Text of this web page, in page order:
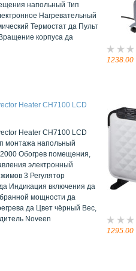
напольный Тип
Нагревательный
Термостат да Пульт
корпуса да
1238.00
Heater CH7100 LCD
Heater CH7100 LCD
монтажа напольный
Обогрев помещения,
электронный
3 Регулятор
Индикация включения да
мощности да
да Цвет чёрный Вес,
Noveen
1295.00